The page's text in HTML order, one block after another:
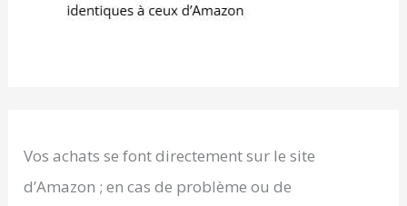
Vos achats se font directement sur le site
d’Amazon ; en cas de problème ou de